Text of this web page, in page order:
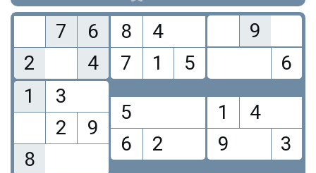
7
6
2
4
8
4
7
1 5
9
6
1
3
2
9
8
5
6
2
1
4
9
3